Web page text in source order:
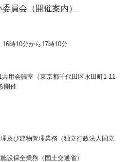
員会（開催案内）
時10分から17時10分
用会議室（東京都千代田区永田町1-11-
開催
及び建物管理業務（独立行政法人国立
設保全業務（国土交通省）